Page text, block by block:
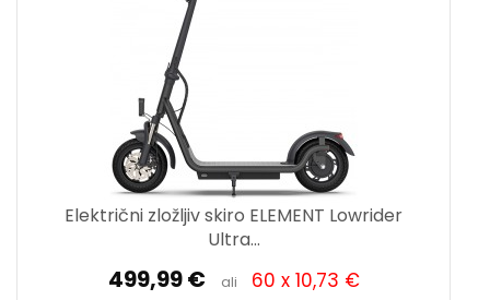
Električni zložljiv skiro ELEMENT Lowrider
Ultra...
499,99 € ali 60 x 10,73 €